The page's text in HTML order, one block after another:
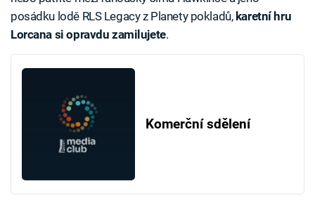
posádku lodě RLS Legacy z Planety pokladů, karetní hru
Lorcana si opravdu zamilujete.
Komerční sdělení